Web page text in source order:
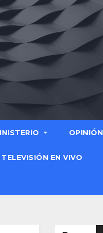
OPINIÓN
TELEVISIÓN EN VIVO